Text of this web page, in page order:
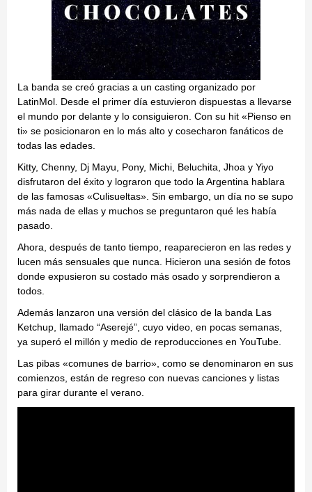
La banda se creó gracias a un casting organizado por
LatinMol. Desde el primer día estuvieron dispuestas a llevarse
el mundo por delante y lo consiguieron. Con su hit «Pienso en
ti» se posicionaron en lo más alto y cosecharon fanáticos de
todas las edades.
Kitty, Chenny, Dj Mayu, Pony, Michi, Beluchita, Jhoa y Yiyo
disfrutaron del éxito y lograron que todo la Argentina hablara
de las famosas «Culisueltas». Sin embargo, un día no se supo
más nada de ellas y muchos se preguntaron qué les había
pasado.
Ahora, después de tanto tiempo, reaparecieron en las redes y
lucen más sensuales que nunca. Hicieron una sesión de fotos
donde expusieron su costado más osado y sorprendieron a
todos.
Además lanzaron una versión del clásico de la banda Las
Ketchup, llamado “Aserejé”, cuyo video, en pocas semanas,
ya superó el millón y medio de reproducciones en YouTube.
Las pibas «comunes de barrio», como se denominaron en sus
comienzos, están de regreso con nuevas canciones y listas
para girar durante el verano.